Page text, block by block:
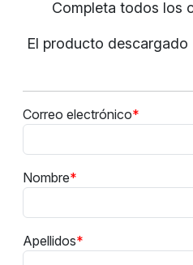
Completa todos los
El producto
Correo electrónico
Nombre
Apellidos